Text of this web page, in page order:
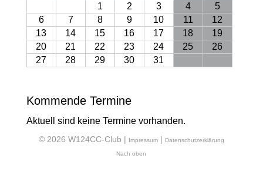
1
2 3 4
5
6
7 8 9 10 11
12
13
14 15 16 17 18
19
20
21 22 23 24 25
26
27
28 29 30 31
Kommende Termine
Aktuell sind keine Termine vorhanden.
© 2026 W124CC-Club | Impressum| Datenschutzerklärung
Nach oben